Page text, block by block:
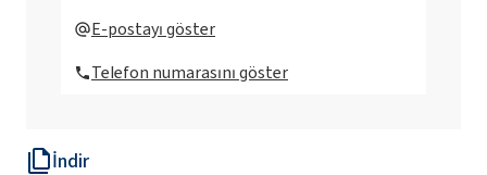
İndir
E-postayı göster
Telefon numarasını göster